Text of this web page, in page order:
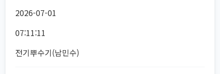
2026-07-01
07:11:11
전기뿌수기(남민수)